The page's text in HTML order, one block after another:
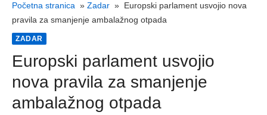
Početna stranica » Zadar » Europski parlament usvojio nova
pravila za smanjenje ambalažnog otpada
ZADAR
Europski parlament usvojio
nova pravila za smanjenje
ambalažnog otpada